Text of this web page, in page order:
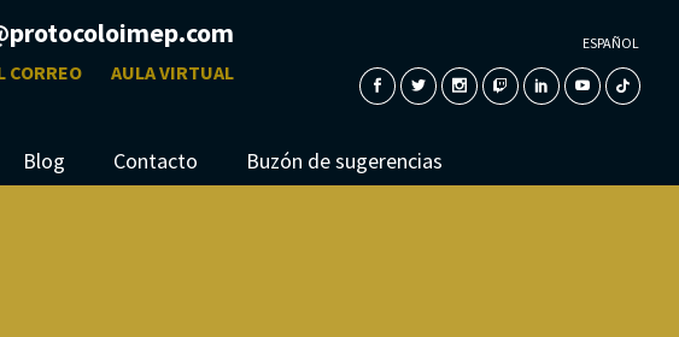
CORREO AULA VIRTUAL
ESPAÑOL
Blog Contacto Buzón de sugerencias